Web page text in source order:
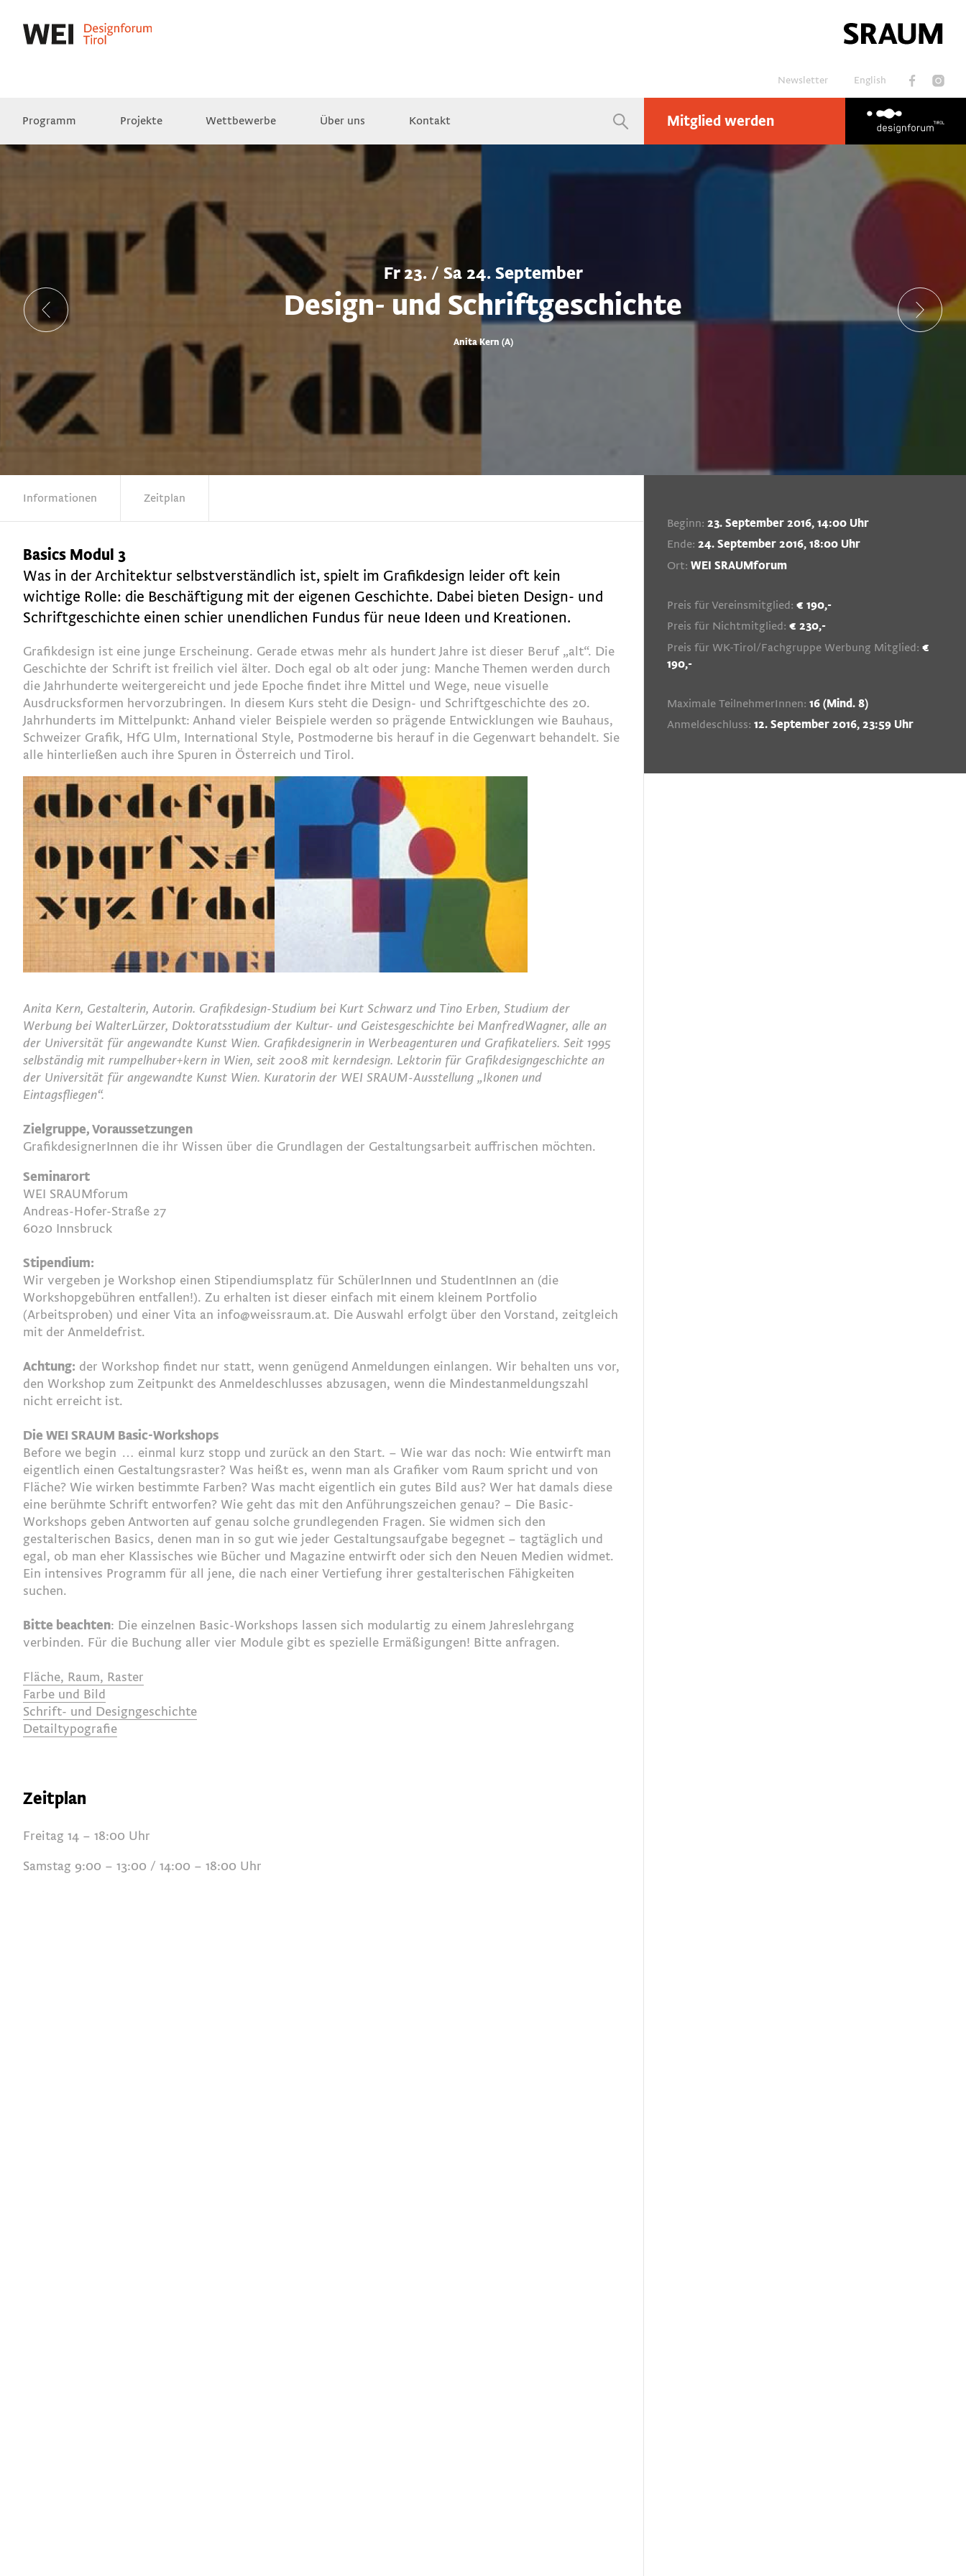
Newsletter English
Programm Projekte Wettbewerbe Über uns Kontakt Mitglied werden
Fr 23. / Sa 24. September
Design- und Schriftgeschichte
Anita Kern (A)
Informationen Zeitplan
Basics Modul 3
Was in der Architektur selbstverständlich ist, spielt im Grafikdesign leider oft kein
wichtige Rolle: die Beschäftigung mit der eigenen Geschichte. Dabei bieten Design- und
Schriftgeschichte einen schier unendlichen Fundus für neue Ideen und Kreationen.
Grafikdesign ist eine junge Erscheinung. Gerade etwas mehr als hundert Jahre ist dieser Beruf „alt“. Die
Geschichte der Schrift ist freilich viel älter. Doch egal ob alt oder jung: Manche Themen werden durch
die Jahrhunderte weitergereicht und jede Epoche findet ihre Mittel und Wege, neue visuelle
Ausdrucksformen hervorzubringen. In diesem Kurs steht die Design- und Schriftgeschichte des 20.
Jahrhunderts im Mittelpunkt: Anhand vieler Beispiele werden so prägende Entwicklungen wie Bauhaus,
Schweizer Grafik, HfG Ulm, International Style, Postmoderne bis herauf in die Gegenwart behandelt. Sie
alle hinterließen auch ihre Spuren in Österreich und Tirol.
Anita Kern, Gestalterin, Autorin. Grafikdesign-Studium bei Kurt Schwarz und Tino Erben, Studium der
Werbung bei WalterLürzer, Doktoratsstudium der Kultur- und Geistesgeschichte bei ManfredWagner, alle an
der Universität für angewandte Kunst Wien. Grafikdesignerin in Werbeagenturen und Grafikateliers. Seit 1995
selbständig mit rumpelhuber+kern in Wien, seit 2008 mit kerndesign. Lektorin für Grafikdesigngeschichte an
der Universität für angewandte Kunst Wien. Kuratorin der WEI SRAUM-Ausstellung „Ikonen und
Eintagsfliegen“.
Zielgruppe, Voraussetzungen
GrafikdesignerInnen die ihr Wissen über die Grundlagen der Gestaltungsarbeit auffrischen möchten.
Seminarort
WEI SRAUMforum
Andreas-Hofer-Straße 27
6020 Innsbruck
Stipendium:
Wir vergeben je Workshop einen Stipendiumsplatz für SchülerInnen und StudentInnen an (die
Workshopgebühren entfallen!). Zu erhalten ist dieser einfach mit einem kleinem Portfolio
(Arbeitsproben) und einer Vita an info@weissraum.at. Die Auswahl erfolgt über den Vorstand, zeitgleich
mit der Anmeldefrist.
Achtung: der Workshop findet nur statt, wenn genügend Anmeldungen einlangen. Wir behalten uns vor,
den Workshop zum Zeitpunkt des Anmeldeschlusses abzusagen, wenn die Mindestanmeldungszahl
nicht erreicht ist.
Die WEI SRAUM Basic-Workshops
Before we begin … einmal kurz stopp und zurück an den Start. – Wie war das noch: Wie entwirft man
eigentlich einen Gestaltungsraster? Was heißt es, wenn man als Grafiker vom Raum spricht und von
Fläche? Wie wirken bestimmte Farben? Was macht eigentlich ein gutes Bild aus? Wer hat damals diese
eine berühmte Schrift entworfen? Wie geht das mit den Anführungszeichen genau? – Die Basic-
Workshops geben Antworten auf genau solche grundlegenden Fragen. Sie widmen sich den
gestalterischen Basics, denen man in so gut wie jeder Gestaltungsaufgabe begegnet – tagtäglich und
egal, ob man eher Klassisches wie Bücher und Magazine entwirft oder sich den Neuen Medien widmet.
Ein intensives Programm für all jene, die nach einer Vertiefung ihrer gestalterischen Fähigkeiten
suchen.
Bitte beachten: Die einzelnen Basic-Workshops lassen sich modulartig zu einem Jahreslehrgang
verbinden. Für die Buchung aller vier Module gibt es spezielle Ermäßigungen! Bitte anfragen.
Fläche, Raum, Raster
Farbe und Bild
Schrift- und Designgeschichte
Detailtypografie
Zeitplan
Freitag 14 – 18:00 Uhr
Samstag 9:00 – 13:00 / 14:00 – 18:00 Uhr
Beginn: 23. September 2016, 14:00 Uhr
Ende: 24. September 2016, 18:00 Uhr
Ort: WEI SRAUMforum
Preis für Vereinsmitglied: € 190,-
Preis für Nichtmitglied: € 230,-
Preis für WK-Tirol/Fachgruppe Werbung Mitglied: €
190,-
Maximale TeilnehmerInnen: 16 (Mind. 8)
Anmeldeschluss: 12. September 2016, 23:59 Uhr